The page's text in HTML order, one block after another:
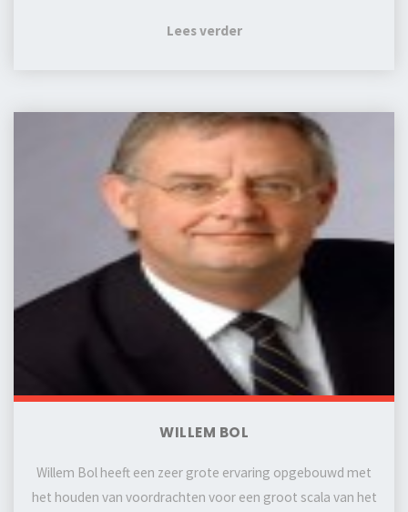
Lees verder
WILLEM BOL
Willem Bol heeft een zeer grote ervaring opgebouwd met
het houden van voordrachten voor een groot scala van het